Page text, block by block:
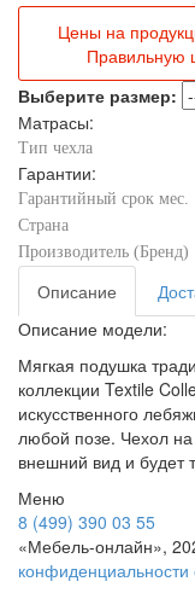
Цены на
Правильную
Выберите размер:
Матрасы:
Тип чехла
Гарантии:
Гарантийный срок мес.
Страна
Производитель (Бренд)
Описание
Описание модели:
Мягкая подушка
коллекции Textile
искусственного
любой позе. Чехол
внешний вид и будет
Меню
8 (499) 390 03 55
«Мебель-онлайн»,
конфиденциальности